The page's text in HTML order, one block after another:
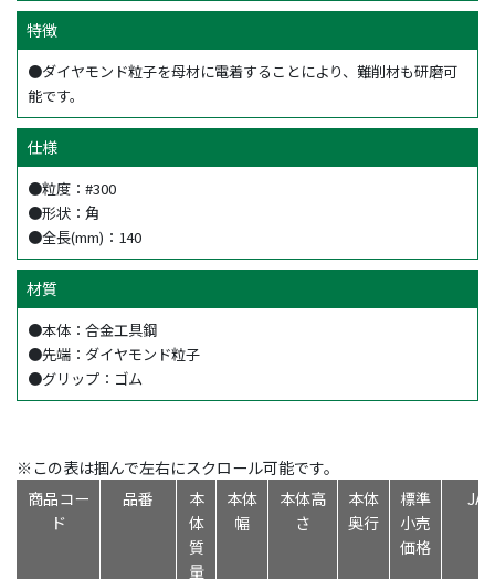
特徴
●ダイヤモンド粒子を母材に電着することにより、難削材も研磨可
能です。
仕様
●粒度：#300
●形状：角
●全長(mm)：140
材質
●本体：合金工具鋼
●先端：ダイヤモンド粒子
●グリップ：ゴム
※この表は掴んで左右にスクロール可能です。
商品コー
ド
品番
本
体
質
量
本体
幅
本体高
さ
本体
奥行
標準
小売
価格